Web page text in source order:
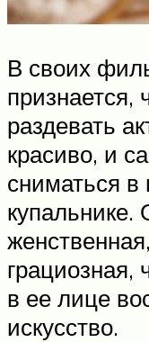
В своих
признается,
раздевать
красиво, и
сниматься
купальнике.
грациозная,
в ее лице
искусство.